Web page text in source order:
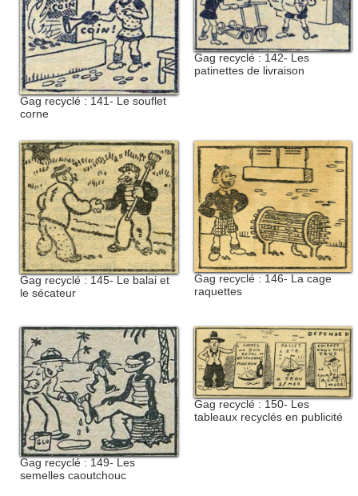
Gag recyclé : 141- Le souflet
corne
Gag recyclé : 142- Les
patinettes de livraison
Gag recyclé : 145- Le balai et
le sécateur
Gag recyclé : 146- La cage
raquettes
Gag recyclé : 149- Les
semelles caoutchouc
Gag recyclé : 150- Les
tableaux recyclés en publicité